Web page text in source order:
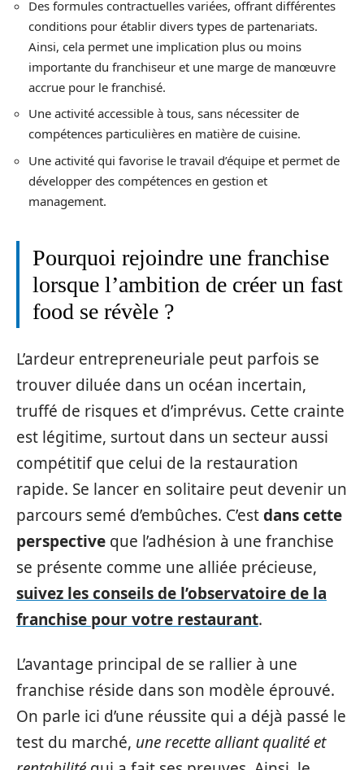
Des formules contractuelles variées, offrant différentes
conditions pour établir divers types de partenariats.
Ainsi, cela permet une implication plus ou moins
importante du franchiseur et une marge de manœuvre
accrue pour le franchisé.
Une activité accessible à tous, sans nécessiter de
compétences particulières en matière de cuisine.
Une activité qui favorise le travail d’équipe et permet de
développer des compétences en gestion et
management.
Pourquoi rejoindre une franchise
lorsque l’ambition de créer un fast
food se révèle ?
L’ardeur entrepreneuriale peut parfois se
trouver diluée dans un océan incertain,
truffé de risques et d’imprévus. Cette crainte
est légitime, surtout dans un secteur aussi
compétitif que celui de la restauration
rapide. Se lancer en solitaire peut devenir un
parcours semé d’embûches. C’estdans cette
perspective que l’adhésion à une franchise
se présente comme une alliée précieuse,
suivez les conseils de l’observatoire de la
franchise pour votre restaurant.
L’avantage principal de se rallier à une
franchise réside dans son modèle éprouvé.
On parle ici d’une réussite qui a déjà passé le
test du marché, une recette alliant qualité et